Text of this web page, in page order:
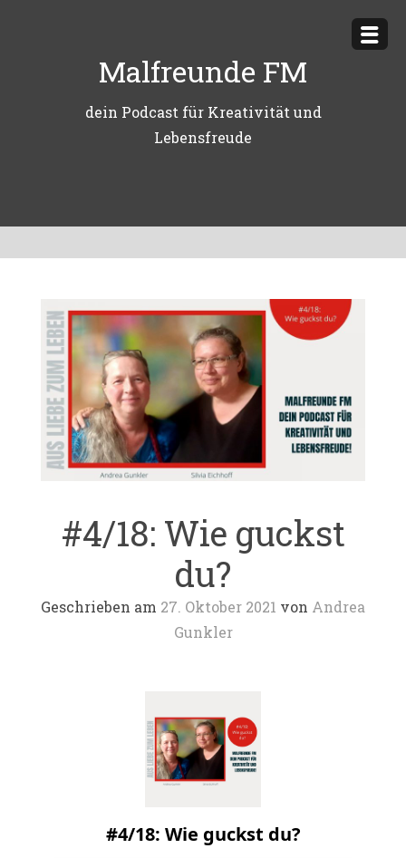
Malfreunde FM
dein Podcast für Kreativität und
Lebensfreude
#4/18: Wie guckst
du?
Geschrieben am 27. Oktober 2021 von Andrea
Gunkler